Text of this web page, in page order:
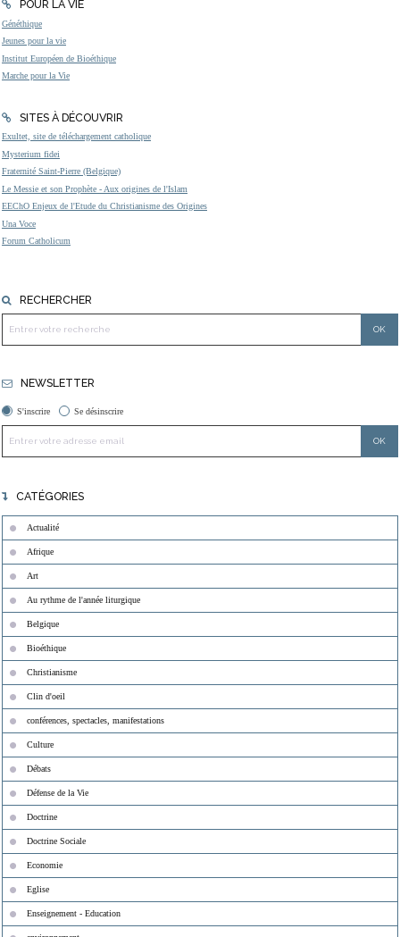
POUR LA VIE
Généthique
Jeunes pour la vie
Institut Européen de Bioéthique
Marche pour la Vie
SITES À DÉCOUVRIR
Exultet, site de téléchargement catholique
Mysterium fidei
Fraternité Saint-Pierre (Belgique)
Le Messie et son Prophète - Aux origines de l'Islam
EEChO Enjeux de l'Etude du Christianisme des Origines
Una Voce
Forum Catholicum
RECHERCHER
NEWSLETTER
S'inscrire Se désinscrire
CATÉGORIES
Actualité
Afrique
Art
Au rythme de l'année liturgique
Belgique
Bioéthique
Christianisme
Clin d'oeil
conférences, spectacles, manifestations
Culture
Débats
Défense de la Vie
Doctrine
Doctrine Sociale
Economie
Eglise
Enseignement - Education